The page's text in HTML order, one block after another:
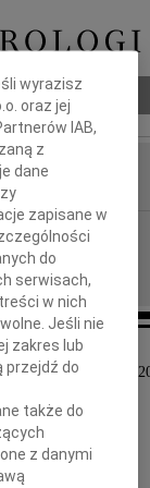
w dniu 1 lutego
Prawnego
wyrazisz
oraz jej
IAB,
z
dane
zapisane w
do
serwisach,
w nich
Jeśli nie
zakres lub
przejdź do
także do
z danymi